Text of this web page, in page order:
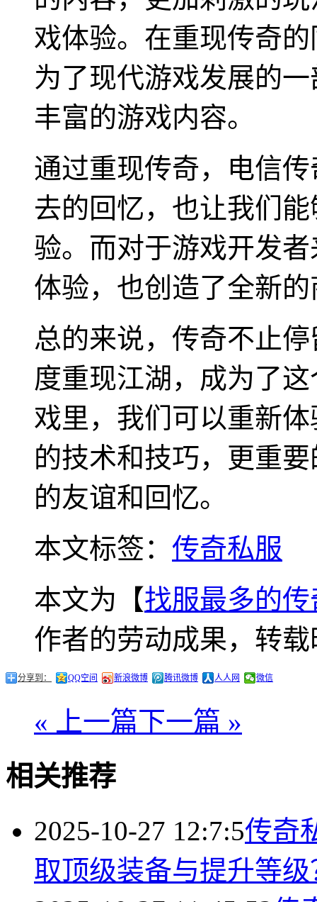
戏体验。在重现传奇
为了现代游戏发展的
丰富的游戏内容。
通过重现传奇，电信
去的回忆，也让我们
验。而对于游戏开发
体验，也创造了全新
总的来说，传奇不止
度重现江湖，成为了
戏里，我们可以重新
的技术和技巧，更重
的友谊和回忆。
本文标签： 传奇私服
本文为【找服最多的
作者的劳动成果，转
分享到： QQ空间 新浪微博 腾讯微博 人人网 微信
« 上一篇下一篇 »
相关推荐
2025-10-27 12:7:5传奇
取顶级装备与提升等级